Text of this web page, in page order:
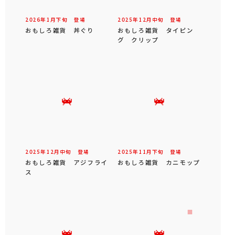
2026年 1 月下旬 登場
おもしろ雑貨 丼ぐり
2025年 12 月 中旬 登場
おもしろ雑貨 タイピン
グ クリップ
2025年 12 月 中旬 登場
おもしろ雑貨 アジフライ
ス
2025年 11 月 下旬 登場
おもしろ雑貨 カニモップ